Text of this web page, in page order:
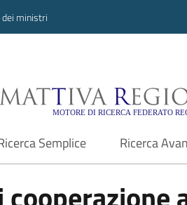
dei ministri
Semplice Ricerca